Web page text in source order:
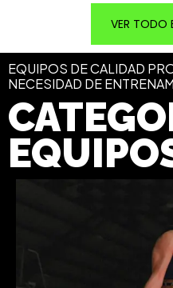
VER TODO
EQUIPOS DE CALIDAD
NECESIDAD DE